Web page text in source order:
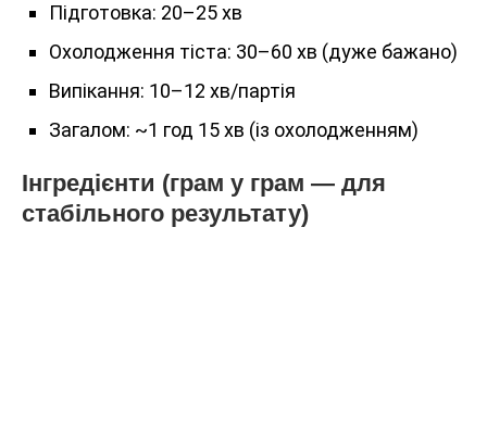
Підготовка: 20–25 хв
Охолодження тіста: 30–60 хв (дуже бажано)
Випікання: 10–12 хв/партія
Загалом: ~1 год 15 хв (із охолодженням)
Інгредієнти (грам у грам — для
стабільного результату)